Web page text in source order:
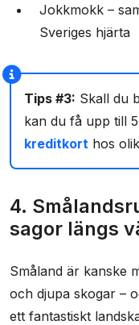
Jokkmokk –
Sveriges hjärta
Tips #3: Skall du
kan du få upp till
kreditkort hos
4.
sagor längs
Småland är kanske
och djupa skogar –
ett fantastiskt